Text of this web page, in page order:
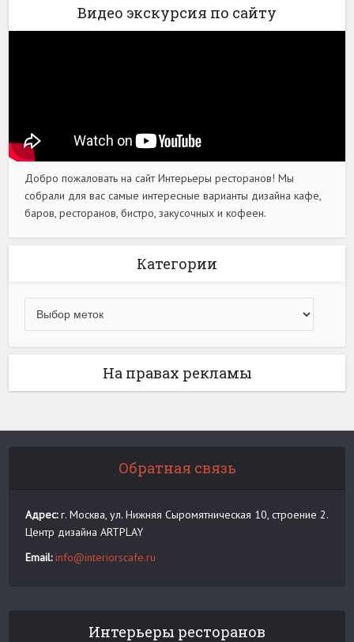
Видео экскурсия по сайту
Добро пожаловать на сайт Интерьеры ресторанов! Мы
собрали для вас самые интересные варианты дизайна кафе,
баров, ресторанов, бистро, закусочных и кофеен.
Категории
На правах рекламы
Обратная связь
Адрес:г. Москва, ул. Нижняя Сыромятническая 10, строение 2.
Центр дизайна ARTPLAY
Email: info@interiorscafe.ru
Интерьеры ресторанов